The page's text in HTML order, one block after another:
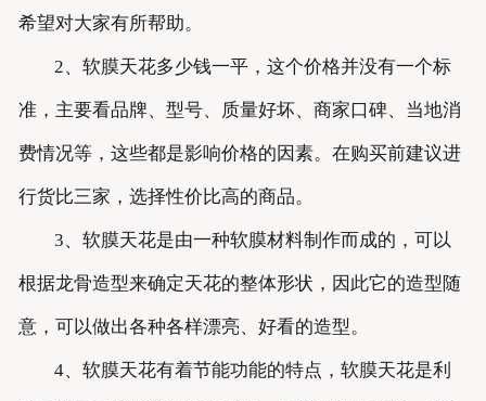
希望对大家有所帮助。
2、软膜天花多少钱一平，这个价格并没有一个标
准，主要看品牌、型号、质量好坏、商家口碑、当地消
费情况等，这些都是影响价格的因素。在购买前建议进
行货比三家，选择性价比高的商品。
3、软膜天花是由一种软膜材料制作而成的，可以
根据龙骨造型来确定天花的整体形状，因此它的造型随
意，可以做出各种各样漂亮、好看的造型。
4、软膜天花有着节能功能的特点，软膜天花是利